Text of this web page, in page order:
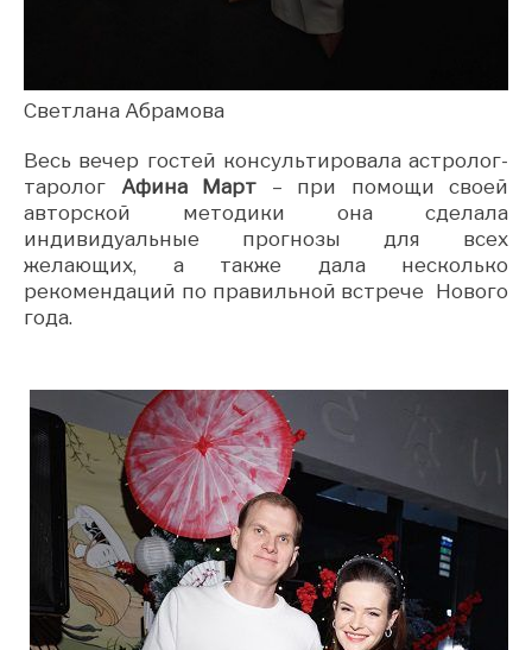
Светлана Абрамова
Весь вечер гостей консультировала астролог-
таролог Афина Март – при помощи своей
авторской методики она сделала
индивидуальные прогнозы для всех
желающих, а также дала несколько
рекомендаций по правильной встрече Нового
года.